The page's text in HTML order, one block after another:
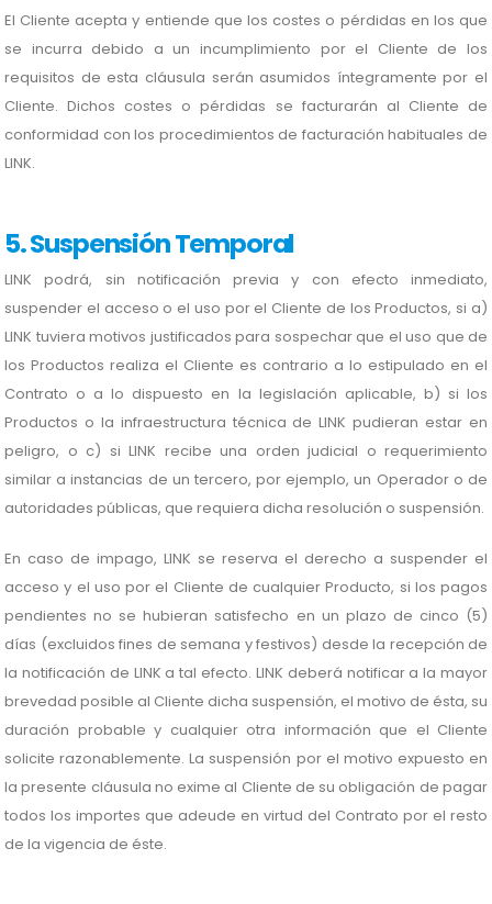
El Cliente acepta y entiende que los costes o pérdidas en los que
se incurra debido a un incumplimiento por el Cliente de los
requisitos de esta cláusula serán asumidos íntegramente por el
Cliente. Dichos costes o pérdidas se facturarán al Cliente de
conformidad con los procedimientos de facturación habituales de
LINK.
5. Suspensión Temporal
LINK podrá, sin notificación previa y con efecto inmediato,
suspender el acceso o el uso por el Cliente de los Productos, si a)
LINK tuviera motivos justificados para sospechar que el uso que de
los Productos realiza el Cliente es contrario a lo estipulado en el
Contrato o a lo dispuesto en la legislación aplicable, b) si los
Productos o la infraestructura técnica de LINK pudieran estar en
peligro, o c) si LINK recibe una orden judicial o requerimiento
similar a instancias de un tercero, por ejemplo, un Operador o de
autoridades públicas, que requiera dicha resolución o suspensión.
En caso de impago, LINK se reserva el derecho a suspender el
acceso y el uso por el Cliente de cualquier Producto, si los pagos
pendientes no se hubieran satisfecho en un plazo de cinco (5)
días (excluidos fines de semana y festivos) desde la recepción de
la notificación de LINK a tal efecto. LINK deberá notificar a la mayor
brevedad posible al Cliente dicha suspensión, el motivo de ésta, su
duración probable y cualquier otra información que el Cliente
solicite razonablemente. La suspensión por el motivo expuesto en
la presente cláusula no exime al Cliente de su obligación de pagar
todos los importes que adeude en virtud del Contrato por el resto
de la vigencia de éste.